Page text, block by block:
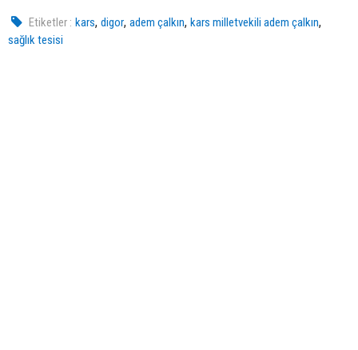
Etiketler : kars,digor,adem çalkın,kars milletvekili adem çalkın,
sağlık tesisi